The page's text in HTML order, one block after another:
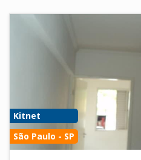
Kitnet
São Paulo - SP